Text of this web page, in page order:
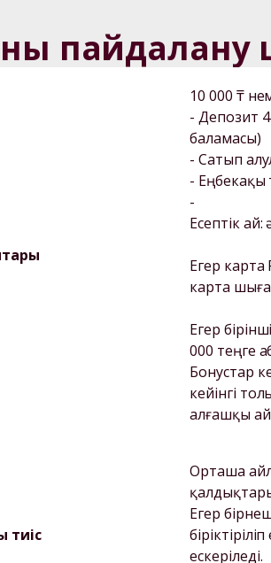
пайдалану
10 000 ₸
- Депозит
баламасы)
- Сатып
- Еңбекақы
-
Есептік ай:
Егер
карта
Егер
000 теңге
Бонустар
кейінгі
алғашқы
тиіс
Орташа
Егер
ескеріледі.